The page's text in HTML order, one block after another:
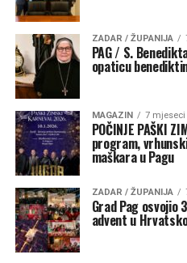
ZADAR / ŽUPANIJA
PAG / S.
opaticu
MAGAZIN 7 mjeseci
POČINJE PAŠKI
program,
maškara u Pagu
ZADAR / ŽUPANIJA
Grad Pag osvojio
advent u